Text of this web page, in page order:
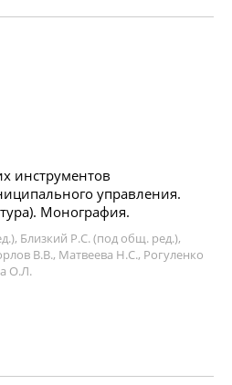
инструментов
управления.
Монография.
Близкий Р.С. (под общ. ред.),
В.В., Матвеева Н.С., Рогуленко
О.Л.